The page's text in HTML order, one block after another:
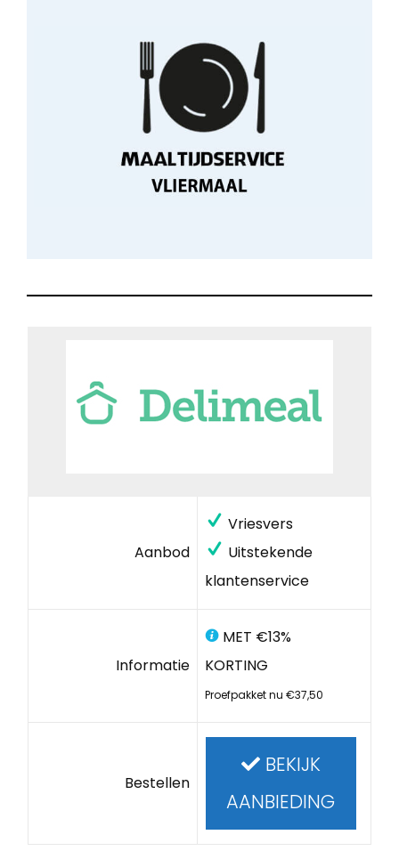
Aanbod
Vriesvers
Uitstekende
klantenservice
Informatie
MET €13%
KORTING
Proefpakket nu €37,50
Bestellen
BEKIJK
AANBIEDING